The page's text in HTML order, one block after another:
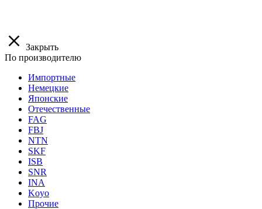
Закрыть
По производителю
Импортные
Немецкие
Японские
Отечественные
FAG
FBJ
NTN
SKF
ISB
SNR
INA
Koyo
Прочие